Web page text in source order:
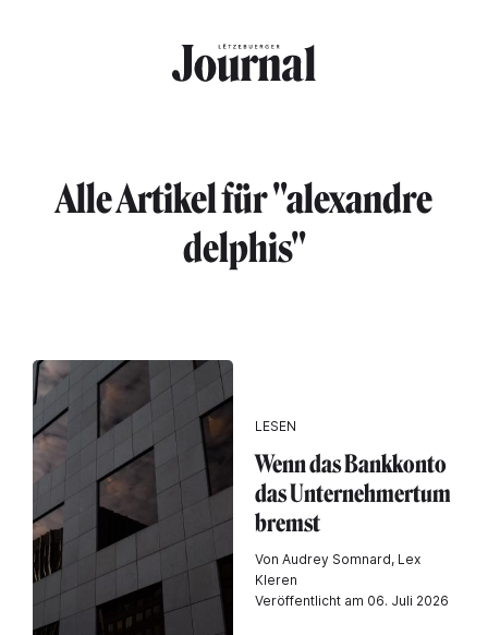
Alle Artikel für "alexandre
delphis"
LESEN
Wenn das Bankkonto
das Unternehmertum
bremst
Von Audrey Somnard, Lex
Kleren
Veröffentlicht am 06. Juli 2026